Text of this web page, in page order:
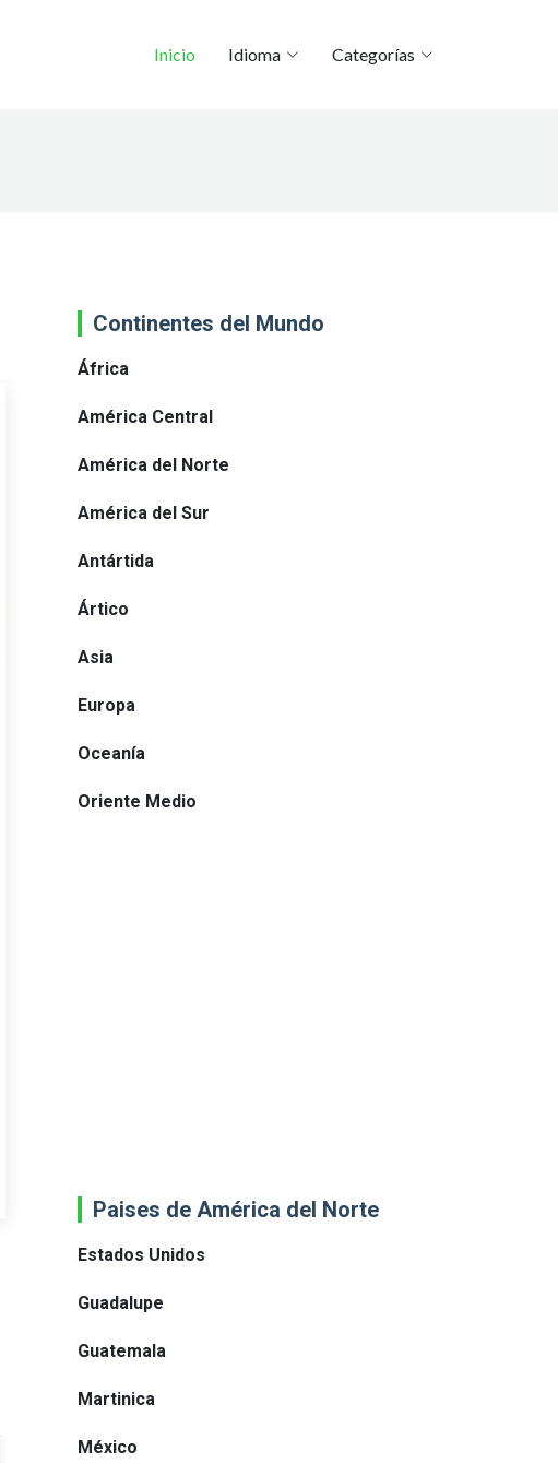
Inicio Idioma Categorías
Continentes del Mundo
África
América Central
América del Norte
América del Sur
Antártida
Ártico
Asia
Europa
Oceanía
Oriente Medio
Paises de América del Norte
Estados Unidos
Guadalupe
Guatemala
Martinica
México